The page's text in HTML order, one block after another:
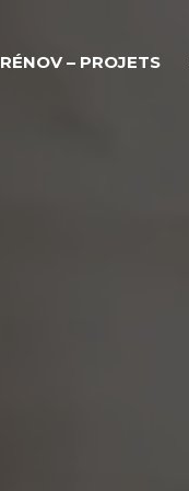
RÉNOV – PROJETS